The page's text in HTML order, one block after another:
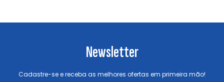
Newsletter
Cadastre-se e receba as melhores ofertas em primeira mão!